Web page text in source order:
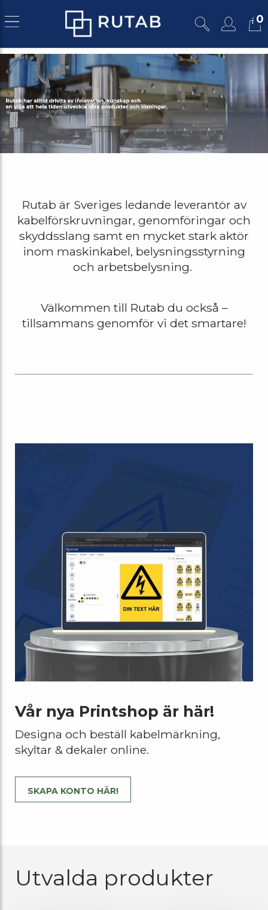
0
Rutab är Sveriges ledande leverantör av
kabelförskruvningar, genomföringar och
skyddsslang samt en mycket stark aktör
inom maskinkabel, belysningsstyrning
och arbetsbelysning.
Välkommen till Rutab du också –
tillsammans genomför vi det smartare!
Vår nya Printshop är här!
Designa och beställ kabelmärkning,
skyltar & dekaler online.
SKAPA KONTO HÄR!
Utvalda produkter